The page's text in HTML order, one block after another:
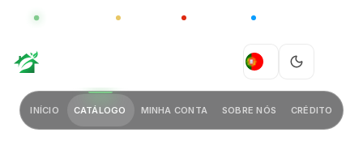
GLOBAL CHINA
PT
INÍCIO CATÁLOGO MINHA CONTA SOBRE NÓS CRÉDITO